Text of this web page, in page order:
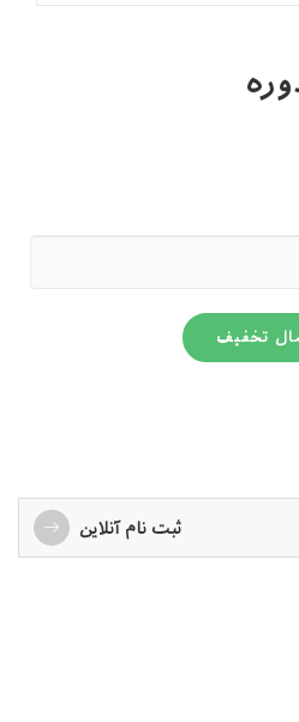
تخفیف
ثبت نام آنلاین